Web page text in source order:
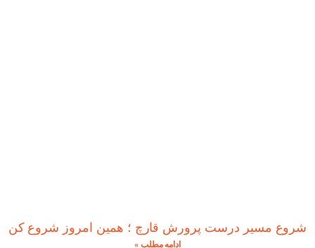
شروع مسیر درست پرورش قارچ ؛ همین امروز شروع کن
ادامه مطلب »